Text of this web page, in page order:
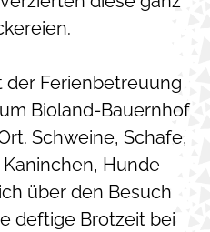
der Ferienbetreuung
Bioland-Bauernhof
Schweine, Schafe,
Hunde
über den Besuch
deftige Brotzeit bei